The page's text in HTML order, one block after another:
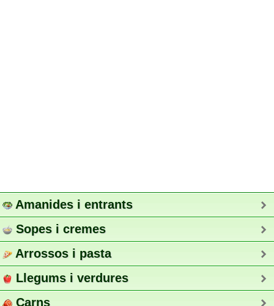
Amanides i entrants
Sopes i cremes
Arrossos i pasta
Llegums i verdures
Carns